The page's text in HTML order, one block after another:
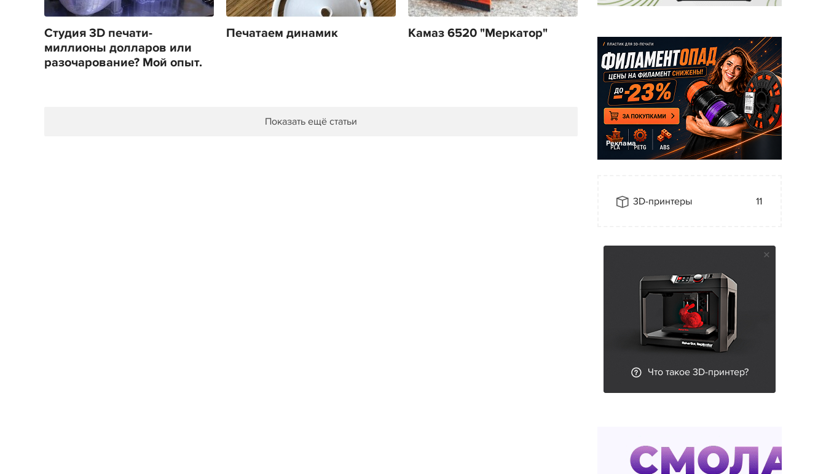
Студия 3D печати-
миллионы долларов или
разочарование? Мой опыт.
Печатаем динамик Камаз 6520 "Меркатор"
Показать ещё статьи
Реклама
3D-принтеры 11
Что такое 3D-принтер?